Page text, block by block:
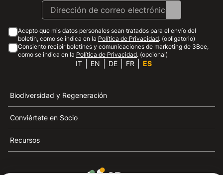
Acepto que mis datos personales sean tratados para el envío del
boletín, como se indica en la Política de Privacidad. (obligatorio)
Consiento recibir boletines y comunicaciones de marketing de 3Bee,
como se indica en la Política de Privacidad. (opcional)
IT EN DE FR ES
Biodiversidad y Regeneración
Conviértete en Socio
Recursos